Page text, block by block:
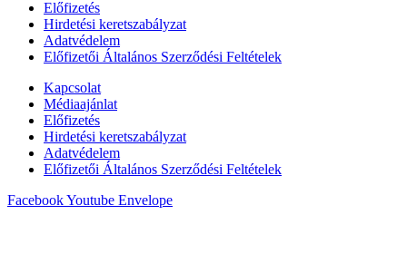
Előfizetés
Hirdetési keretszabályzat
Adatvédelem
Előfizetői Általános Szerződési Feltételek
Kapcsolat
Médiaajánlat
Előfizetés
Hirdetési keretszabályzat
Adatvédelem
Előfizetői Általános Szerződési Feltételek
FacebookYoutube Envelope